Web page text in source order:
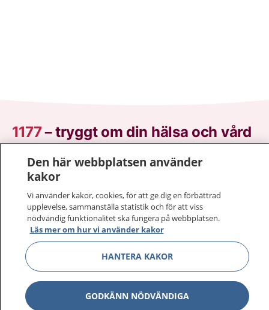
1177–tryggt om din hälsa och vård
På 1177.se får du råd om hälsa och information om
sjukdomar och vilka mottagningar du kan kontakta.
Logga in för att läsa din journal och göra dina
vårdärenden. Ring telefonnummer 1177 för
sjukvårdsrådgivning dygnet runt.
1177 ger dig råd när du vill må bättre.
Den här webbplatsen använder
kakor
Vi använder kakor, cookies, för att ge dig en förbättrad
upplevelse, sammanställa statistik och för att viss
nödvändig funktionalitet ska fungera på webbplatsen.
Läs mer om hur vi använder kakor
HANTERA KAKOR
GODKÄNN NÖDVÄNDIGA